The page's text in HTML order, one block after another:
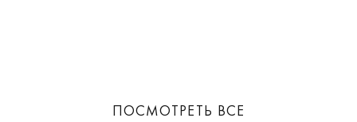
ПОСМОТРЕТЬ ВСЕ